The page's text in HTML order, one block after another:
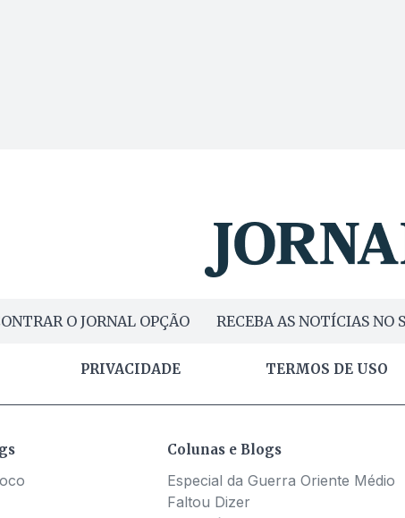
O JORNAL OPÇÃO RECEBA AS NOTÍCIAS NO
PRIVACIDADE TERMOS DE USO
Colunas e Blogs
Especial da Guerra Oriente Médio
Faltou Dizer